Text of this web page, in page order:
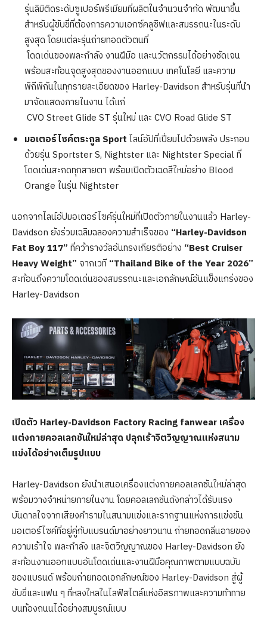
รุ่นลิมิติดระดับซูเปอร์พรีเมียมที่ผลิตในจำนวนจำกัด พัฒนาขึ้น
สำหรับผู้ขับขี่ที่ต้องการความเอกซ์คลูซิฟและสมรรถนะในระดับ
สูงสุด โดยแต่ละรุ่นถ่ายทอดตัวตนที่
โดดเด่นของพละกำลัง งานฝีมือ และนวัตกรรมได้อย่างชัดเจน
พร้อมสะท้อนจุดสูงสุดของงานออกแบบ เทคโนโลยี และความ
พิถีพิถันในทุกรายละเอียดของ Harley-Davidson สำหรับรุ่นที่นำ
มาจัดแสดงภายในงาน ได้แก่
CVO Street Glide ST รุ่นใหม่ และ CVO Road Glide ST
มอเตอร์ไซค์ตระกูล Sport ไลน์อัปที่เปี่ยมไปด้วยพลัง ประกอบ
ด้วยรุ่น Sportster S, Nightster และ Nightster Special ที่
โดดเด่นสะกดทุกสายตา พร้อมเปิดตัวเฉดสีใหม่อย่าง Blood
Orange ในรุ่น Nightster
นอกจากไลน์อัปมอเตอร์ไซค์รุ่นใหม่ที่เปิดตัวภายในงานแล้ว Harley-
Davidson ยังร่วมเฉลิมฉลองความสำเร็จของ “Harley-Davidson
Fat Boy 117” ที่คว้ารางวัลอันทรงเกียรติอย่าง “Best Cruiser
Heavy Weight” จากเวที “Thailand Bike of the Year 2026”
สะท้อนถึงความโดดเด่นของสมรรถนะและเอกลักษณ์อันแข็งแกร่งของ
Harley-Davidson
เปิดตัว Harley-Davidson Factory Racing fanwear เครื่อง
แต่งกายคอลเลกชันใหม่ล่าสุด ปลุกเร้าจิตวิญญาณแห่งสนาม
แข่งได้อย่างเต็มรูปแบบ
Harley-Davidson ยังนำเสนอเครื่องแต่งกายคอลเลกชันใหม่ล่าสุด
พร้อมวางจำหน่ายภายในงาน โดยคอลเลกชันดังกล่าวได้รับแรง
บันดาลใจจากเสียงคำรามในสนามแข่งและรากฐานแห่งการแข่งขัน
มอเตอร์ไซค์ที่อยู่คู่กับแบรนด์มาอย่างยาวนาน ถ่ายทอดกลิ่นอายของ
ความเร้าใจ พละกำลัง และจิตวิญญาณของ Harley-Davidson ยัง
สะท้อนงานออกแบบอันโดดเด่นและงานฝีมือคุณภาพตามแบบฉบับ
ของแบรนด์ พร้อมถ่ายทอดเอกลักษณ์ของ Harley-Davidson สู่ผู้
ขับขี่และแฟน ๆ ที่หลงใหลในไลฟ์สไตล์แห่งอิสรภาพและความท้าทาย
บนท้องถนนได้อย่างสมบูรณ์แบบ